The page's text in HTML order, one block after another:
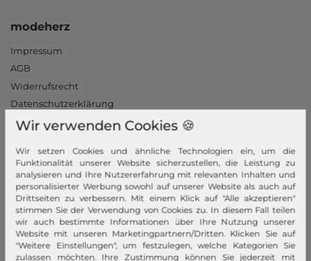
modeherz
Impressum
AGB
Widerrufsrecht
Datenschutzerklärung
Datenschutzeinstellungen
Jobs
Unsere Stores
Mein Konto
Login
Neukunde?
Wir verwenden Cookies 🍪
Wir setzen Cookies und ähnliche Technologien ein, um die
Funktionalität unserer Website sicherzustellen, die Leistung zu
analysieren und Ihre Nutzererfahrung mit relevanten Inhalten und
personalisierter Werbung sowohl auf unserer Website als auch auf
Drittseiten zu verbessern. Mit einem Klick auf "Alle akzeptieren"
stimmen Sie der Verwendung von Cookies zu. In diesem Fall teilen
wir auch bestimmte Informationen über Ihre Nutzung unserer
Website mit unseren Marketingpartnern/Dritten. Klicken Sie auf
"Weitere Einstellungen", um festzulegen, welche Kategorien Sie
zulassen möchten. Ihre Zustimmung können Sie jederzeit mit